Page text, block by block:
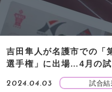
吉田隼人が名護市での「
選手権」に出場…4月の
2024.04.03 試合結